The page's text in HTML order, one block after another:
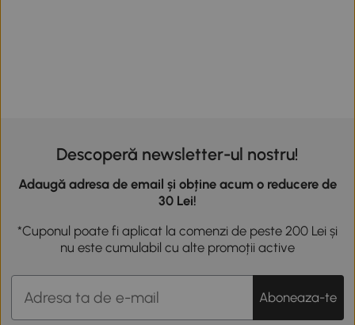
Descoperă newsletter-ul nostru!
Adaugă adresa de email și obține acum o reducere de
30 Lei!
*Cuponul poate fi aplicat la comenzi de peste 200 Lei și
nu este cumulabil cu alte promoții active
Aboneaza-te